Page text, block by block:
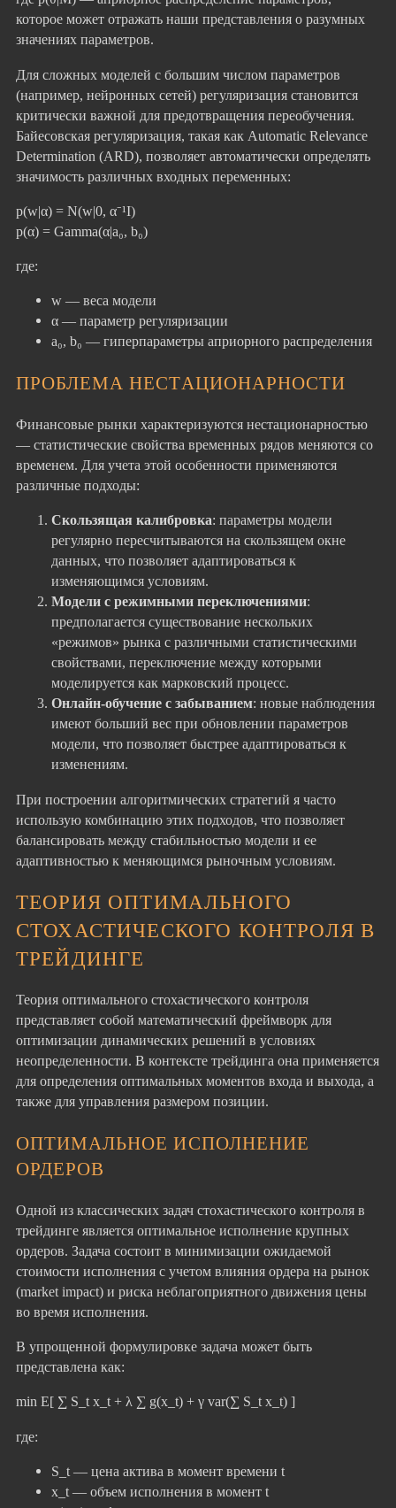
которое может отражать наши представления о разумных
значениях параметров.
Для сложных моделей с большим числом параметров
(например, нейронных сетей) регуляризация становится
критически важной для предотвращения переобучения.
Байесовская регуляризация, такая как Automatic Relevance
Determination (ARD), позволяет автоматически определять
значимость различных входных переменных:
p(w|α) = N(w|0, α⁻¹I)
p(α) = Gamma(α|a₀, b₀)
где:
w — веса модели
α — параметр регуляризации
a₀, b₀ — гиперпараметры априорного распределения
ПРОБЛЕМА НЕСТАЦИОНАРНОСТИ
Финансовые рынки характеризуются нестационарностью
— статистические свойства временных рядов меняются со
временем. Для учета этой особенности применяются
различные подходы:
Скользящая калибровка: параметры модели
регулярно пересчитываются на скользящем окне
данных, что позволяет адаптироваться к
изменяющимся условиям.
Модели с режимными переключениями:
предполагается существование нескольких
«режимов» рынка с различными статистическими
свойствами, переключение между которыми
моделируется как марковский процесс.
Онлайн-обучение с забыванием: новые наблюдения
имеют больший вес при обновлении параметров
модели, что позволяет быстрее адаптироваться к
изменениям.
При построении алгоритмических стратегий я часто
использую комбинацию этих подходов, что позволяет
балансировать между стабильностью модели и ее
адаптивностью к меняющимся рыночным условиям.
ТЕОРИЯ ОПТИМАЛЬНОГО
СТОХАСТИЧЕСКОГО КОНТРОЛЯ В
ТРЕЙДИНГЕ
Теория оптимального стохастического контроля
представляет собой математический фреймворк для
оптимизации динамических решений в условиях
неопределенности. В контексте трейдинга она применяется
для определения оптимальных моментов входа и выхода, а
также для управления размером позиции.
ОПТИМАЛЬНОЕ ИСПОЛНЕНИЕ
ОРДЕРОВ
Одной из классических задач стохастического контроля в
трейдинге является оптимальное исполнение крупных
ордеров. Задача состоит в минимизации ожидаемой
стоимости исполнения с учетом влияния ордера на рынок
(market impact) и риска неблагоприятного движения цены
во время исполнения.
В упрощенной формулировке задача может быть
представлена как:
min E[ ∑ S_t x_t + λ ∑ g(x_t) + γ var(∑ S_t x_t) ]
где:
S_t — цена актива в момент времени t
x_t — объем исполнения в момент t